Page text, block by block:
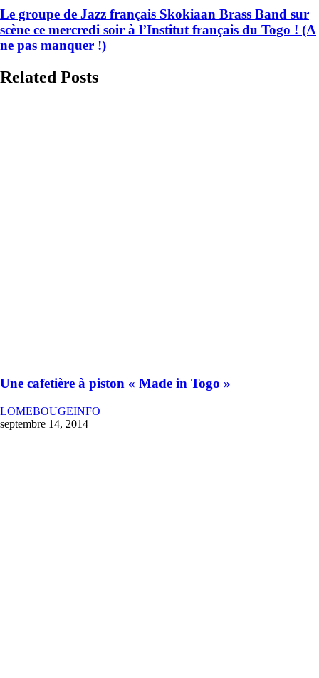
Le groupe de Jazz français Skokiaan Brass Band sur
scène ce mercredi soir à l’Institut français du Togo ! (A
ne pas manquer !)
Related Posts
Une cafetière à piston « Made in Togo »
LOMEBOUGEINFO
septembre 14, 2014